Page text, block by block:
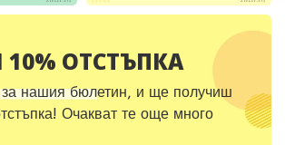
ОТСТЪПКА
нашия бюлетин, и ще получиш
Очакват те още много